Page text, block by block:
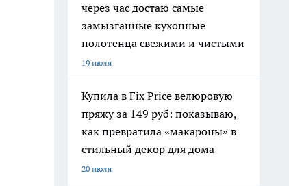
через час достаю самые
замызганные кухонные
полотенца свежими и чистыми
19 июля
Купила в Fix Price велюровую
пряжу за 149 руб: показываю,
как превратила «макароны» в
стильный декор для дома
20 июля